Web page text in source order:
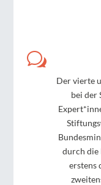
w
Der vierte
bei der
durch die
erstens